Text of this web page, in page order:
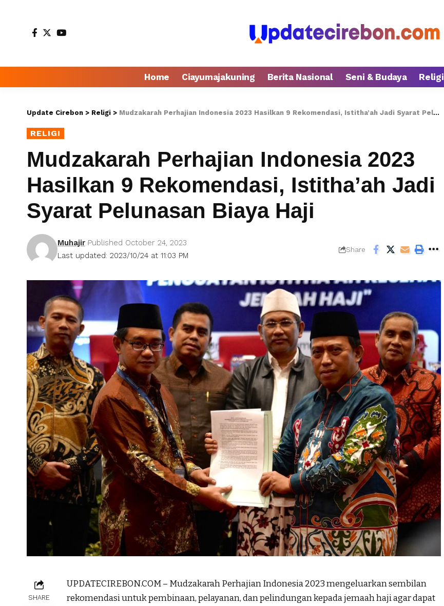
Home Ciayumajakuning Berita Nasional Seni & Budaya Religi
Update Cirebon > Religi > Mudzakarah Perhajian Indonesia 2023 Hasilkan 9 Rekomendasi, Istitha’ah Jadi Syarat Pelunasan Biaya Haji
RELIGI
Mudzakarah Perhajian Indonesia 2023
Hasilkan 9 Rekomendasi, Istitha’ah Jadi
Syarat Pelunasan Biaya Haji
Last updated: 2023/10/24 at 11:03 PM
Muhajir Published October 24, 2023
Share
SHARE
UPDATECIREBON.COM – Mudzakarah Perhajian Indonesia 2023 mengeluarkan sembilan
rekomendasi untuk pembinaan, pelayanan, dan pelindungan kepada jemaah haji agar dapat